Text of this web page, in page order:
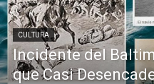
CULTURA
Incidente del
que Casi